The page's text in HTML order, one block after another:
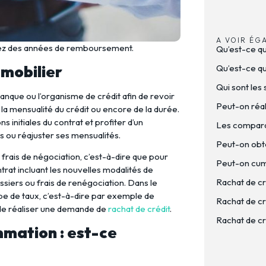
des années de remboursement.
ou l’organisme de crédit afin de revoir
mensualité du crédit ou encore de la durée.
initiales du contrat et profiter d’un
réajuster ses mensualités.
de négociation, c’est-à-dire que pour
incluant les nouvelles modalités de
ou frais de renégociation. Dans le
de taux, c’est-à-dire par exemple de
réaliser une demande de rachat de crédit.
: est-ce
A VOIR
Qu’est-ce
Qu’est-ce
Qui sont les
Peut-on
Les
Peut-on
Peut-on
Rachat de
Rachat de
Rachat de